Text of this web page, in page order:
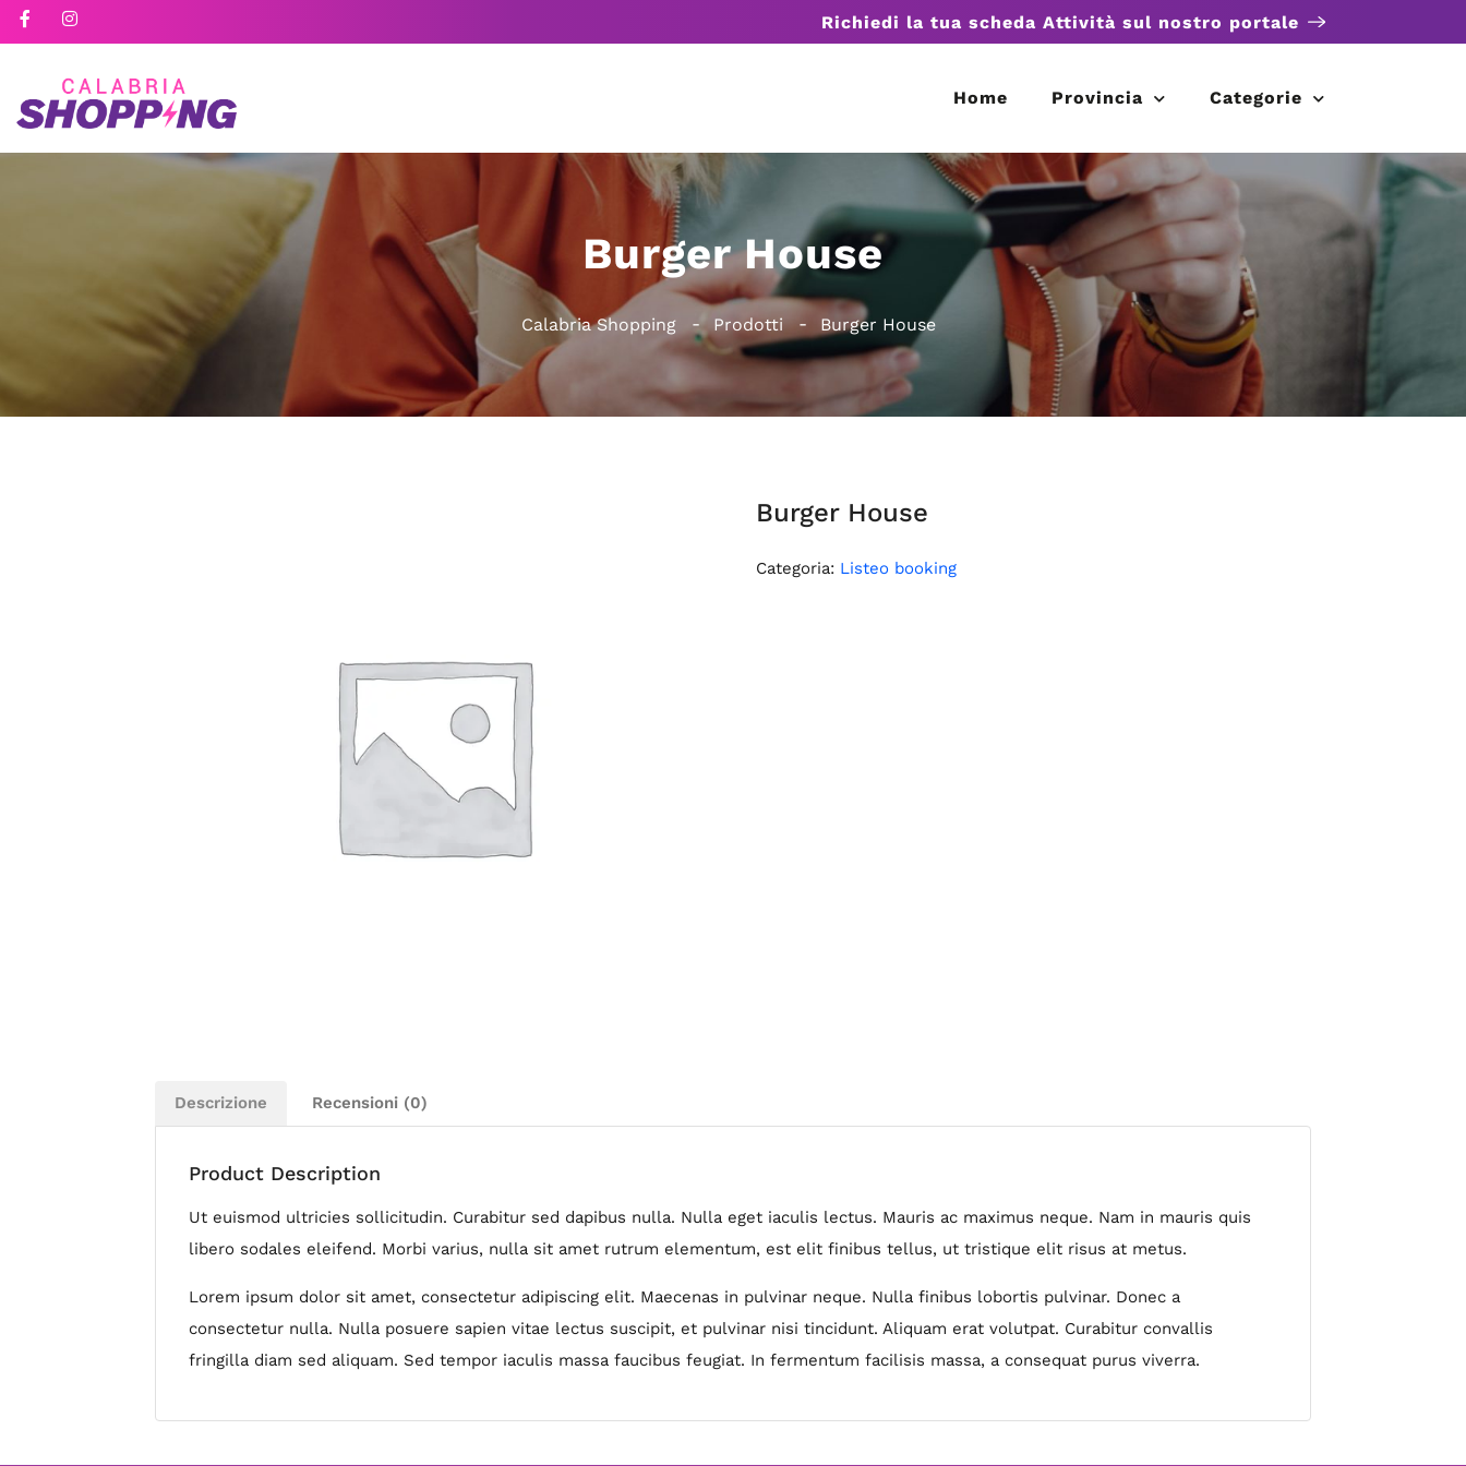
Richiedi la tua scheda Attività sul nostro portale
Home Provincia Categorie
Burger House
Calabria Shopping Prodotti Burger House
Burger House
Categoria: Listeo booking
Descrizione Recensioni (0)
Product Description
Ut euismod ultricies sollicitudin. Curabitur sed dapibus nulla. Nulla eget iaculis lectus. Mauris ac maximus neque. Nam in mauris quis
libero sodales eleifend. Morbi varius, nulla sit amet rutrum elementum, est elit finibus tellus, ut tristique elit risus at metus.
Lorem ipsum dolor sit amet, consectetur adipiscing elit. Maecenas in pulvinar neque. Nulla finibus lobortis pulvinar. Donec a
consectetur nulla. Nulla posuere sapien vitae lectus suscipit, et pulvinar nisi tincidunt. Aliquam erat volutpat. Curabitur convallis
fringilla diam sed aliquam. Sed tempor iaculis massa faucibus feugiat. In fermentum facilisis massa, a consequat purus viverra.